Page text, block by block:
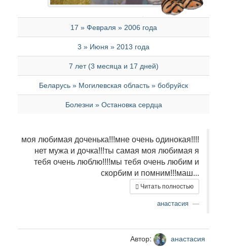
17 » Февраля » 2006 года
3 » Июня » 2013 года
7 лет (3 месяца и 17 дней)
Беларусь » Могилевская область » бобруйск
Болезни » Остановка сердца
моя любимая доченька!!!мне очень одинокая!!!!
нет мужа и дочка!!!ты самая моя любимая я
тебя очень люблю!!!!мы тебя очень любим и
скорбим и помним!!!маш...
Читать полностью
анастасия
Автор: анастасия